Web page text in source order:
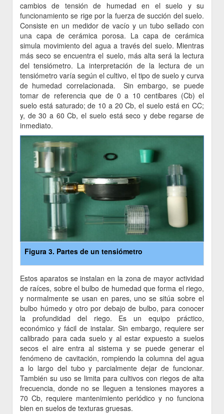
cambios de tensión de humedad en el suelo y su
funcionamiento se rige por la fuerza de succión del suelo.
Consiste en un medidor de vacío y un tubo sellado con
una capa de cerámica porosa. La capa de cerámica
simula movimiento del agua a través del suelo. Mientras
más seco se encuentra el suelo, más alta será la lectura
del tensiómetro. La interpretación de la lectura de un
tensiómetro varía según el cultivo, el tipo de suelo y curva
de humedad correlacionada. Sin embargo, se puede
tomar de referencia que de 0 a 10 centibares (Cb) el
suelo está saturado; de 10 a 20 Cb, el suelo está en CC;
y, de 30 a 60 Cb, el suelo está seco y debe regarse de
inmediato.
Figura 3. Partes de un tensiómetro
Estos aparatos se instalan en la zona de mayor actividad
de raíces, sobre el bulbo de humedad que forma el riego,
y normalmente se usan en pares, uno se sitúa sobre el
bulbo húmedo y otro por debajo de bulbo, para conocer
la profundidad del riego. Es un equipo práctico,
económico y fácil de instalar. Sin embargo, requiere ser
calibrado para cada suelo y al estar expuesto a suelos
secos el aire entra al sistema y se puede generar el
fenómeno de cavitación, rompiendo la columna del agua
a lo largo del tubo y parcialmente dejar de funcionar.
También su uso se limita para cultivos con riegos de alta
frecuencia, donde no se lleguen a tensiones mayores a
70 Cb, requiere mantenimiento periódico y no funciona
bien en suelos de texturas gruesas.